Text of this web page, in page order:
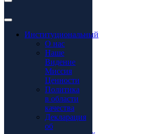
Институциональный
О нас
Наше
Видение
Миссия
Ценности
Политика
в области
качества
Декларация
об